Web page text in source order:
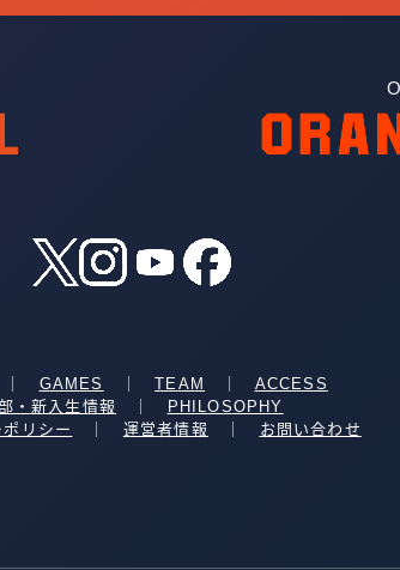
GAMES ｜TEAM
ACCESS
・新入生情報
PHILOSOPHY
リシー
運営者情報 お問い合わせ